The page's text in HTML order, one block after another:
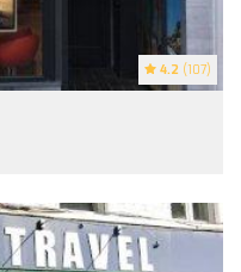
4.2 (107)